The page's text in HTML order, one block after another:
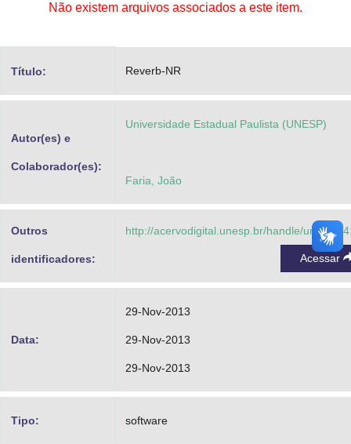
Advocacia-Geral da União
Planalto
Não existem arquivos associados a este item.
Título: Reverb-NR
Autor(es) e
Colaborador(es):
Universidade Estadual Paulista (UNESP)
Faria, João
Outros
identificadores:
http://acervodigital.unesp.br/handle/unesp/
Acessar
Data:
29-Nov-2013
29-Nov-2013
29-Nov-2013
Tipo: software